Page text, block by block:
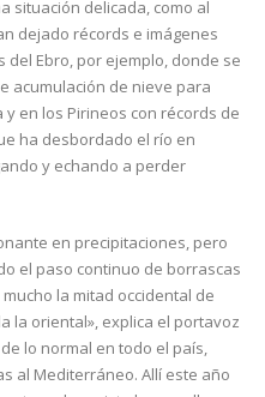
situación delicada, como al
dejado récords e imágenes
Ebro, por ejemplo, donde se
acumulación de nieve para
en los Pirineos con récords de
ha desbordado el río en
y echando a perder
en precipitaciones, pero
el paso continuo de borrascas
la mitad occidental de
la oriental», explica el portavoz
lo normal en todo el país,
al Mediterráneo. Allí este año